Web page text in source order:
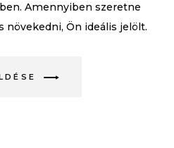
Amennyiben szeretne
növekedni, Ön ideális jelölt.